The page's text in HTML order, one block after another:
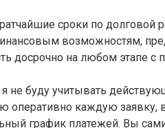
сроки по долговой
возможностям,
досрочно на любом этапе с
не буду учитывать
каждую заявку,
график платежей. Вы